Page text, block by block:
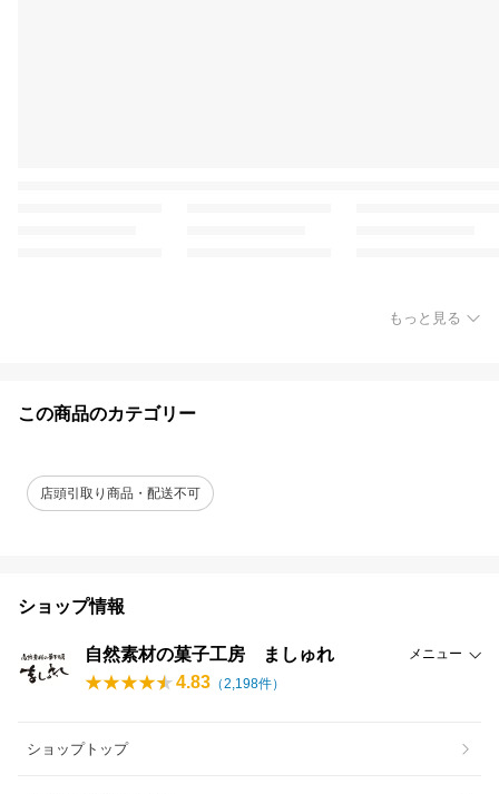
もっと見る
この商品のカテゴリー
店頭引取り商品・配送不可
ショップ情報
自然素材の菓子工房 ましゅれ メニュー
4.83 （2,198件）
ショップトップ